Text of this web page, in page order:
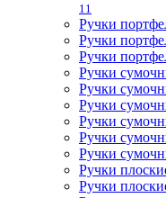
11
Ручки
Ручки
Ручки
Ручки
Ручки
Ручки
Ручки
Ручки
Ручки
Ручки
Ручки